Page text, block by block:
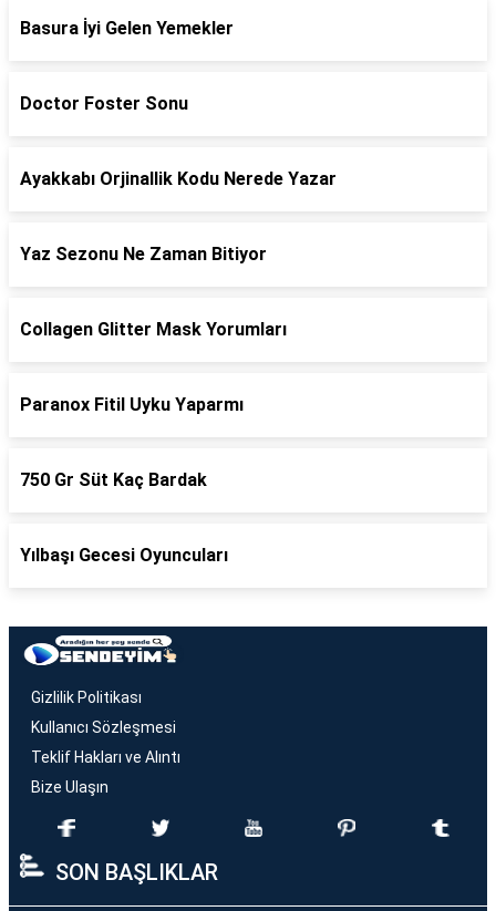
Basura İyi Gelen Yemekler
Doctor Foster Sonu
Ayakkabı Orjinallik Kodu Nerede Yazar
Yaz Sezonu Ne Zaman Bitiyor
Collagen Glitter Mask Yorumları
Paranox Fitil Uyku Yaparmı
750 Gr Süt Kaç Bardak
Yılbaşı Gecesi Oyuncuları
Gizlilik Politikası
Kullanıcı Sözleşmesi
Teklif Hakları ve Alıntı
Bize Ulaşın
SON BAŞLIKLAR